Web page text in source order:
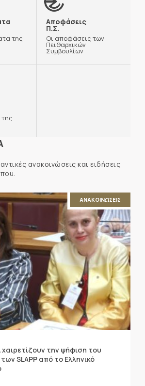
της
Αποφάσεις
Π.Σ.
Οι αποφάσεις των
Πειθαρχικών
Συμβουλίων
ανακοινώσεις και ειδήσεις
ΑΝΑΚΟΙΝΩΣΕΙΣ
την ψήφιση του
SLAPP από το Ελληνικό